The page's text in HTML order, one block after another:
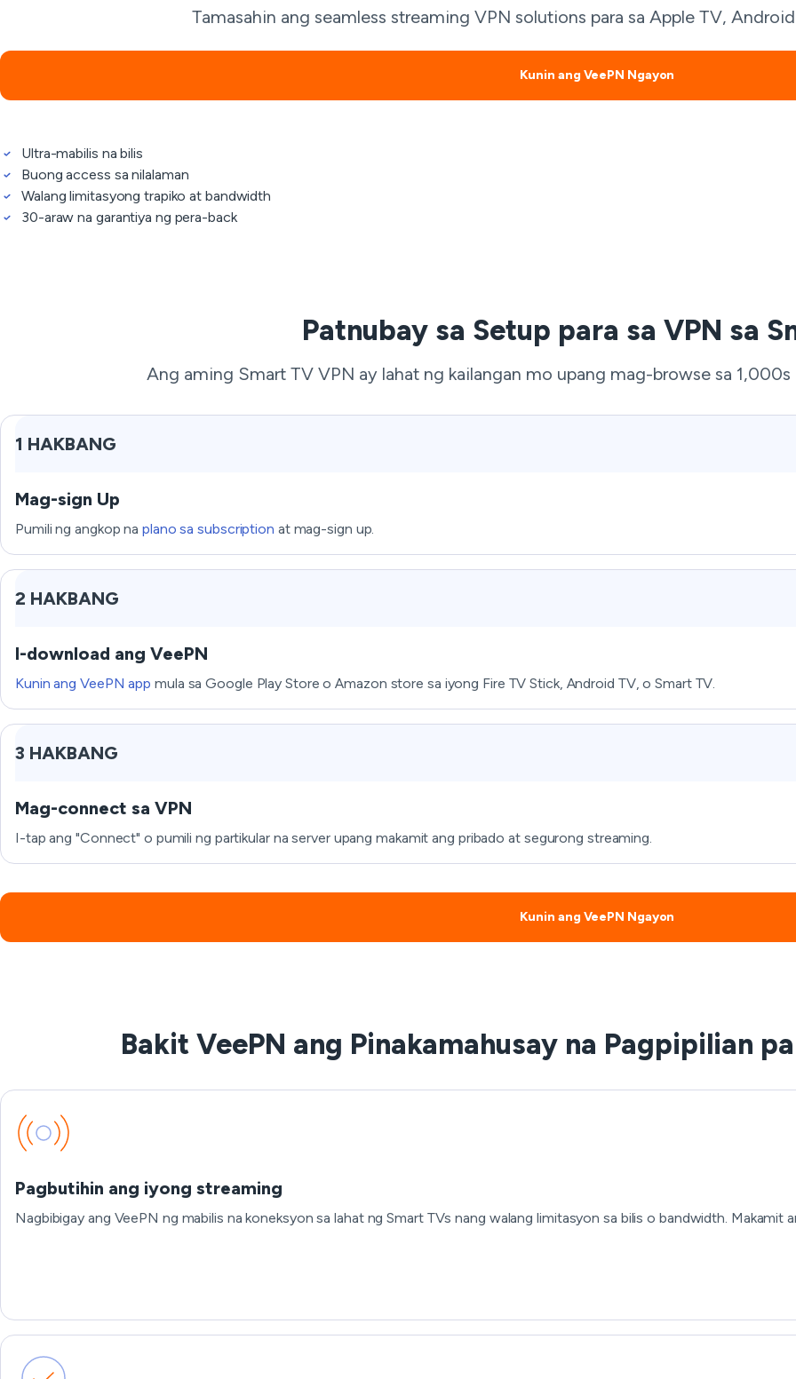
Tamasahin ang seamless streaming VPN solutions para sa Apple TV,
Kunin ang VeePN Ngayon
Ultra-mabilis na bilis
Buong access sa nilalaman
Walang limitasyong trapiko at bandwidth
30-araw na garantiya ng pera-back
Patnubay sa Setup para sa VPN sa
Ang aming Smart TV VPN ay lahat ng kailangan mo upang mag-browse sa
1 HAKBANG
Mag-sign Up
Pumili ng angkop na plano sa subscription at mag-sign up.
2 HAKBANG
I-download ang VeePN
Kunin ang VeePN app mula sa Google Play Store o Amazon store sa iyong Fire TV Stick, Android TV, o Smart TV.
3 HAKBANG
Mag-connect sa VPN
I-tap ang "Connect" o pumili ng partikular na server upang makamit ang pribado at segurong streaming.
Kunin ang VeePN Ngayon
Bakit VeePN ang Pinakamahusay na Pagpipilian
Pagbutihin ang iyong streaming
Nagbibigay ang VeePN ng mabilis na koneksyon sa lahat ng Smart TVs nang walang limitasyon sa bilis o bandwidth. Makamit